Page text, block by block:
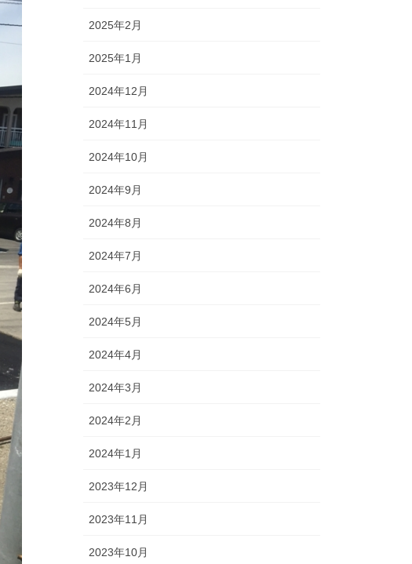
2025年2月
2025年1月
2024年12月
2024年11月
2024年10月
2024年9月
2024年8月
2024年7月
2024年6月
2024年5月
2024年4月
2024年3月
2024年2月
2024年1月
2023年12月
2023年11月
2023年10月